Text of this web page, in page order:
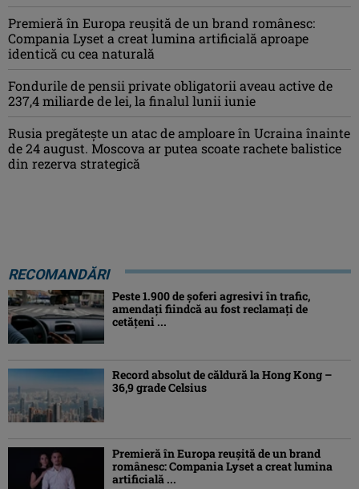
Premieră în Europa reușită de un brand românesc:
Compania Lyset a creat lumina artificială aproape
identică cu cea naturală
Fondurile de pensii private obligatorii aveau active de
237,4 miliarde de lei, la finalul lunii iunie
Rusia pregătește un atac de amploare în Ucraina înainte
de 24 august. Moscova ar putea scoate rachete balistice
din rezerva strategică
RECOMANDĂRI
Peste 1.900 de şoferi agresivi în trafic,
amendaţi fiindcă au fost reclamaţi de
cetăţeni ...
Record absolut de căldură la Hong Kong –
36,9 grade Celsius
Premieră în Europa reușită de un brand
românesc: Compania Lyset a creat lumina
artificială ...